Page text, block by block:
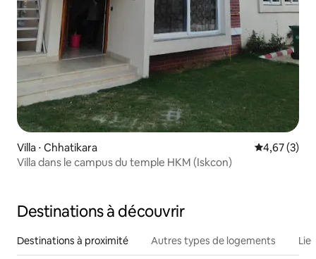
Villa ⋅ Chhatikara Évaluation
4,67 (3)
Villa dans le campus du temple HKM (Iskcon)
Destinations à découvrir
Destinations à proximité Autres types de logements